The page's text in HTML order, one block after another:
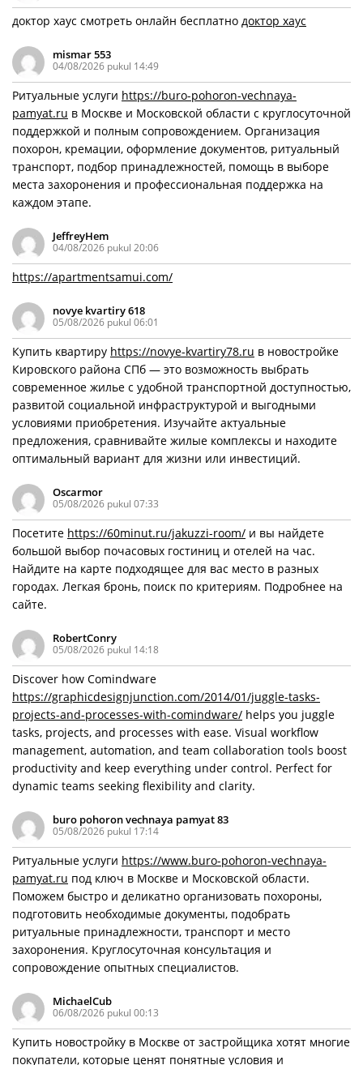
доктор хаус смотреть онлайн бесплатно доктор хаус
mismar 553
04/08/2026 pukul 14:49
Ритуальные услуги https://buro-pohoron-vechnaya-
pamyat.ru в Москве и Московской области с круглосуточной
поддержкой и полным сопровождением. Организация
похорон, кремации, оформление документов, ритуальный
транспорт, подбор принадлежностей, помощь в выборе
места захоронения и профессиональная поддержка на
каждом этапе.
JeffreyHem
04/08/2026 pukul 20:06
https://apartmentsamui.com/
novye kvartiry 618
05/08/2026 pukul 06:01
Купить квартиру https://novye-kvartiry78.ru в новостройке
Кировского района СПб — это возможность выбрать
современное жилье с удобной транспортной доступностью,
развитой социальной инфраструктурой и выгодными
условиями приобретения. Изучайте актуальные
предложения, сравнивайте жилые комплексы и находите
оптимальный вариант для жизни или инвестиций.
Oscarmor
05/08/2026 pukul 07:33
Посетите https://60minut.ru/jakuzzi-room/ и вы найдете
большой выбор почасовых гостиниц и отелей на час.
Найдите на карте подходящее для вас место в разных
городах. Легкая бронь, поиск по критериям. Подробнее на
сайте.
RobertConry
05/08/2026 pukul 14:18
Discover how Comindware
https://graphicdesignjunction.com/2014/01/juggle-tasks-
projects-and-processes-with-comindware/ helps you juggle
tasks, projects, and processes with ease. Visual workflow
management, automation, and team collaboration tools boost
productivity and keep everything under control. Perfect for
dynamic teams seeking flexibility and clarity.
buro pohoron vechnaya pamyat 83
05/08/2026 pukul 17:14
Ритуальные услуги https://www.buro-pohoron-vechnaya-
pamyat.ru под ключ в Москве и Московской области.
Поможем быстро и деликатно организовать похороны,
подготовить необходимые документы, подобрать
ритуальные принадлежности, транспорт и место
захоронения. Круглосуточная консультация и
сопровождение опытных специалистов.
MichaelCub
06/08/2026 pukul 00:13
Купить новостройку в Москве от застройщика хотят многие
покупатели, которые ценят понятные условия и